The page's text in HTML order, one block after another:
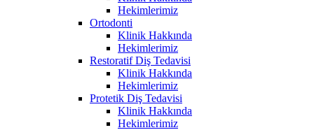
Hekimlerimiz
Ortodonti
Klinik Hakkında
Hekimlerimiz
Restoratif Diş Tedavisi
Klinik Hakkında
Hekimlerimiz
Protetik Diş Tedavisi
Klinik Hakkında
Hekimlerimiz